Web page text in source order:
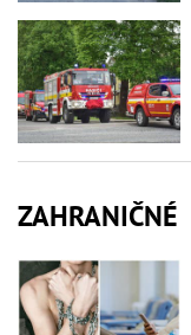
ZAHRANIČNÉ